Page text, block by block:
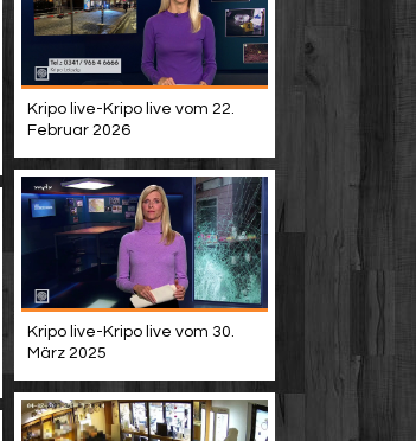
Kripo live-Kripo live vom 22.
Februar 2026
Kripo live-Kripo live vom 30.
März 2025